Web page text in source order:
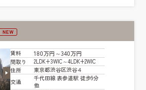
NEW
賃料 180万円～340万円
間取り
2LDK+3WIC～4LDK+2WIC
住所
東京都渋谷区渋谷４
交通
千代田線 表参道駅 徒歩9分
他